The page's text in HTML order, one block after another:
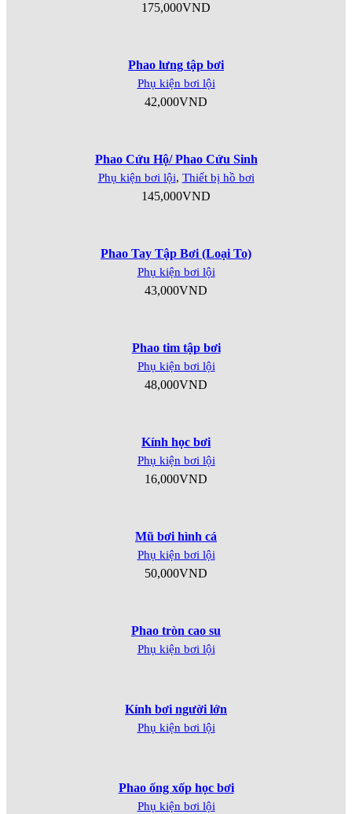
175,000VND
Phao lưng tập bơi
Phụ kiện bơi lội
42,000VND
Phao Cứu Hộ/ Phao Cứu Sinh
Phụ kiện bơi lội, Thiết bị hồ bơi
145,000VND
Phao Tay Tập Bơi (Loại To)
Phụ kiện bơi lội
43,000VND
Phao tim tập bơi
Phụ kiện bơi lội
48,000VND
Kính học bơi
Phụ kiện bơi lội
16,000VND
Mũ bơi hình cá
Phụ kiện bơi lội
50,000VND
Phao tròn cao su
Phụ kiện bơi lội
Kính bơi người lớn
Phụ kiện bơi lội
Phao ống xốp học bơi
Phụ kiện bơi lội